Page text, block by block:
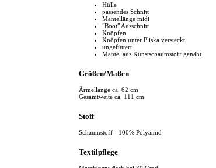
Hülle
passendes Schnitt
Mantellänge midi
"Boot" Ausschnitt
Knöpfen
Knöpfen unter Pliska versteckt
ungefüttert
Mantel aus Kunstschaumstoff genäht
Größen/Maßen
Ärmellänge ca. 62 cm
Gesamtweite ca. 111 cm
Stoff
Schaumstoff - 100% Polyamid
Textilpflege